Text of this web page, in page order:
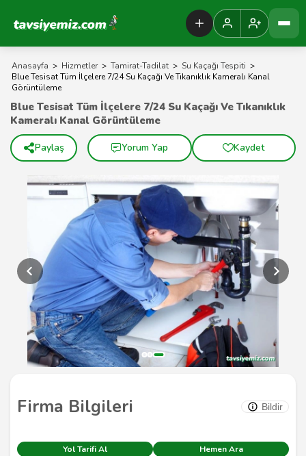
Tavsiyemiz Anasayfa
Anasayfa > Hizmetler > Tamirat-Tadilat > Su Kaçağı Tespiti >
Blue Tesisat Tüm İlçelere 7/24 Su Kaçağı Ve Tıkanıklık Kameralı Kanal
Görüntüleme
Firma Bilgileri Bildir
Yol Tarifi Al Hemen Ara
Blue Tesisat Tüm İlçelere 7/24 Su Kaçağı Ve Tıkanıklık
Kameralı Kanal Görüntüleme
Paylaş Yorum Yap Kaydet